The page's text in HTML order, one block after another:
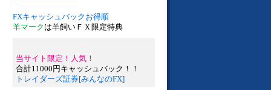
FXキャッシュバックお得順
羊マーク は羊飼いＦＸ限定特典
当サイト限定！人気！
合計11000円キャッシュバック！！
トレイダーズ証券[みんなのFX]